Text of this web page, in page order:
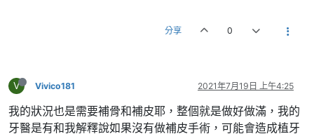
分享 0
V Vivico181 2021年7月19日 上午4:25
我的狀況也是需要補骨和補皮耶，整個就是做好做滿，我的
牙醫是有和我解釋說如果沒有做補皮手術，可能會造成植牙